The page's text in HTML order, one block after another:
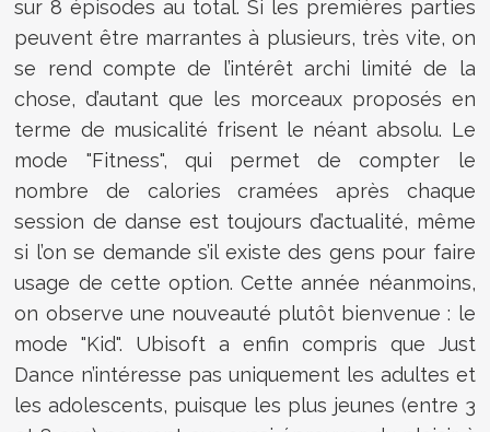
sur 8 épisodes au total. Si les premières parties
peuvent être marrantes à plusieurs, très vite, on
se rend compte de l’intérêt archi limité de la
chose, d’autant que les morceaux proposés en
terme de musicalité frisent le néant absolu. Le
mode "Fitness", qui permet de compter le
nombre de calories cramées après chaque
session de danse est toujours d’actualité, même
si l’on se demande s’il existe des gens pour faire
usage de cette option. Cette année néanmoins,
on observe une nouveauté plutôt bienvenue : le
mode "Kid". Ubisoft a enfin compris que Just
Dance n’intéresse pas uniquement les adultes et
les adolescents, puisque les plus jeunes (entre 3